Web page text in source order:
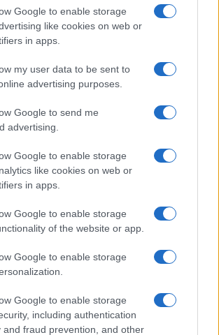
Google to enable storage
like cookies on web or
in apps.
my user data to be sent to
advertising purposes.
Google to send me
advertising.
Google to enable storage
like cookies on web or
in apps.
Google to enable storage
of the website or app.
Google to enable storage
Google to enable storage
including authentication
and fraud prevention, and other
Pino, la fine di un lungo dolore: storia e
della strada che segnò la Gallura
nelle campagne di Berchidda, rischio per
elettrica
Malu